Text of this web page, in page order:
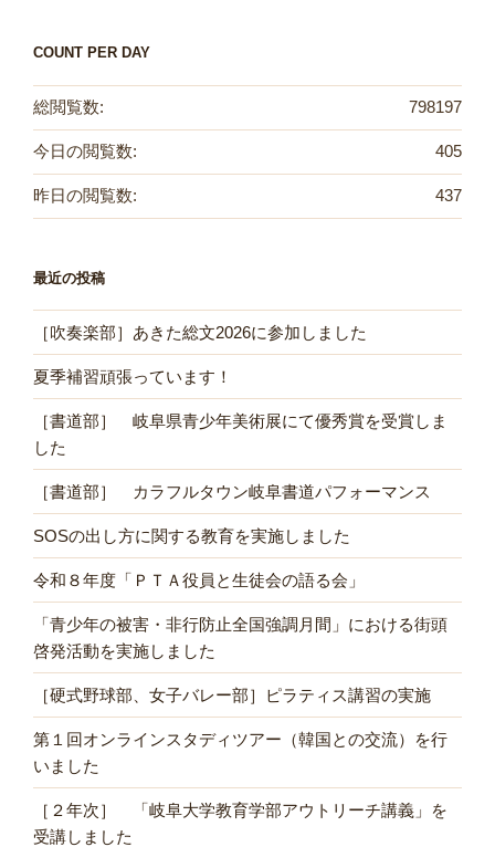
COUNT PER DAY
798197
総閲覧数:
405
今日の閲覧数:
437
昨日の閲覧数:
最近の投稿
［吹奏楽部］あきた総文2026に参加しました
夏季補習頑張っています！
［書道部］ 岐阜県青少年美術展にて優秀賞を受賞しま
した
［書道部］ カラフルタウン岐阜書道パフォーマンス
SOSの出し方に関する教育を実施しました
令和８年度「ＰＴＡ役員と生徒会の語る会」
「青少年の被害・非行防止全国強調月間」における街頭
啓発活動を実施しました
［硬式野球部、女子バレー部］ピラティス講習の実施
第１回オンラインスタディツアー（韓国との交流）を行
いました
［２年次］ 「岐阜大学教育学部アウトリーチ講義」を
受講しました